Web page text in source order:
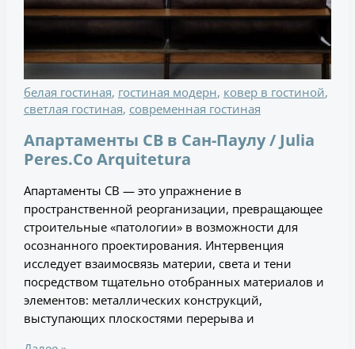
белая гостиная, гостиная модерн, ковер в гостиной,
светлая гостиная, современная гостиная
Апартаменты CB в Сан-Паулу / Julia
Peres.Co Arquitetura
Апартаменты CB — это упражнение в
пространственной реорганизации, превращающее
строительные «патологии» в возможности для
осознанного проектирования. Интервенция
исследует взаимосвязь материи, света и тени
посредством тщательно отобранных материалов и
элементов: металлических конструкций,
выступающих плоскостями перерыва и